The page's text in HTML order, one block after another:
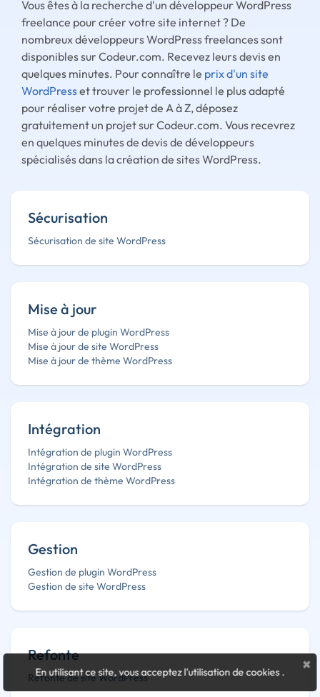
Vous êtes à la recherche d'un développeur WordPress
freelance pour créer votre site internet ? De
nombreux développeurs WordPress freelances sont
disponibles sur Codeur.com. Recevez leurs devis en
quelques minutes. Pour connaître le prix d'un site
WordPresset trouver le professionnel le plus adapté
pour réaliser votre projet de A à Z, déposez
gratuitement un projet sur Codeur.com. Vous recevrez
en quelques minutes de devis de développeurs
spécialisés dans la création de sites WordPress.
Sécurisation
Sécurisation de site WordPress
Mise à jour
Mise à jour de plugin WordPress
Mise à jour de site WordPress
Mise à jour de thème WordPress
Intégration
Intégration de plugin WordPress
Intégration de site WordPress
Intégration de thème WordPress
Gestion
Gestion de plugin WordPress
Gestion de site WordPress
Refonte
Refonte de site WordPress
×
En utilisant ce site, vous acceptez l'utilisation de cookies.